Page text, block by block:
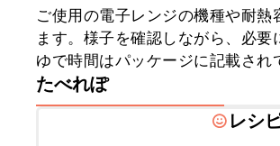
ご使用の電子レンジの機種や耐
ます。様子を確認しながら、必要
ゆで時間はパッケージに記載され
たべれぽ
レシ